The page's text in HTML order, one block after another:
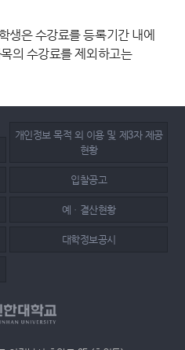
생은 수강료를 등록기간 내에
의 수강료를 제외하고는
개인정보 목적 외 이용 및 제3자 제공
현황
입찰공고
예ㆍ결산현황
대학정보공시